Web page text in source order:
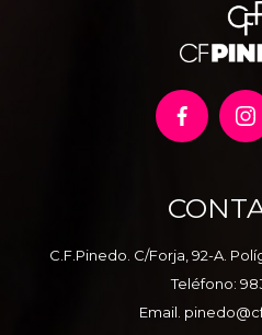
C.F.Pinedo. C/Forja, 92-A.
Teléfono:
Email.